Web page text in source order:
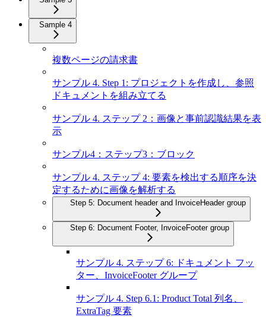
Sample 4
複数ページの請求書
サンプル 4. Step 1: プロジェクトを作成し、参照
ドキュメントを組み立てる
サンプル 4. ステップ 2：画像と事前認識結果を表
示
サンプル4：ステップ3：ブロック
サンプル 4. ステップ 4: 要素を検出する順序を決
定するために画像を解析する
Step 5: Document header and InvoiceHeader group
Step 6: Document Footer, InvoiceFooter group
サンプル 4. ステップ 6: ドキュメント フッ
ター、InvoiceFooter グループ
サンプル 4. Step 6.1: Product Total 列名、
ExtraTag 要素